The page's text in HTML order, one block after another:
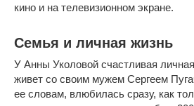
кино и на телевизионном экране.
Семья и личная жизнь
У Анны Уколовой счастливая
живет со своим мужем Сергеем
ее словам, влюбилась сразу, как